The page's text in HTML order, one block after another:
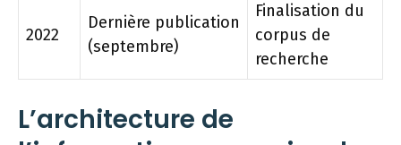
2022
Dernière publication
(septembre)
Finalisation du
corpus de
recherche
L’architecture de